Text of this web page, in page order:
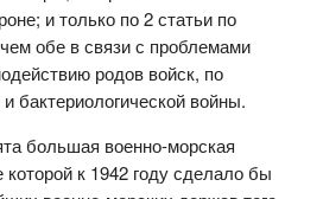
и только по 2 статьи по
обе в связи с проблемами
родов войск, по
бактериологической войны.
большая военно-морская
к 1942 году сделало бы